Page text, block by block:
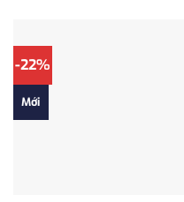
-22%
Mới